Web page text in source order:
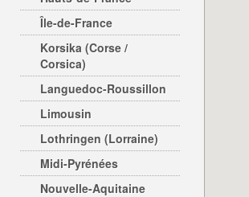
Île-de-France
Korsika (Corse /
Corsica)
Languedoc-Roussillon
Limousin
Lothringen (Lorraine)
Midi-Pyrénées
Nouvelle-Aquitaine